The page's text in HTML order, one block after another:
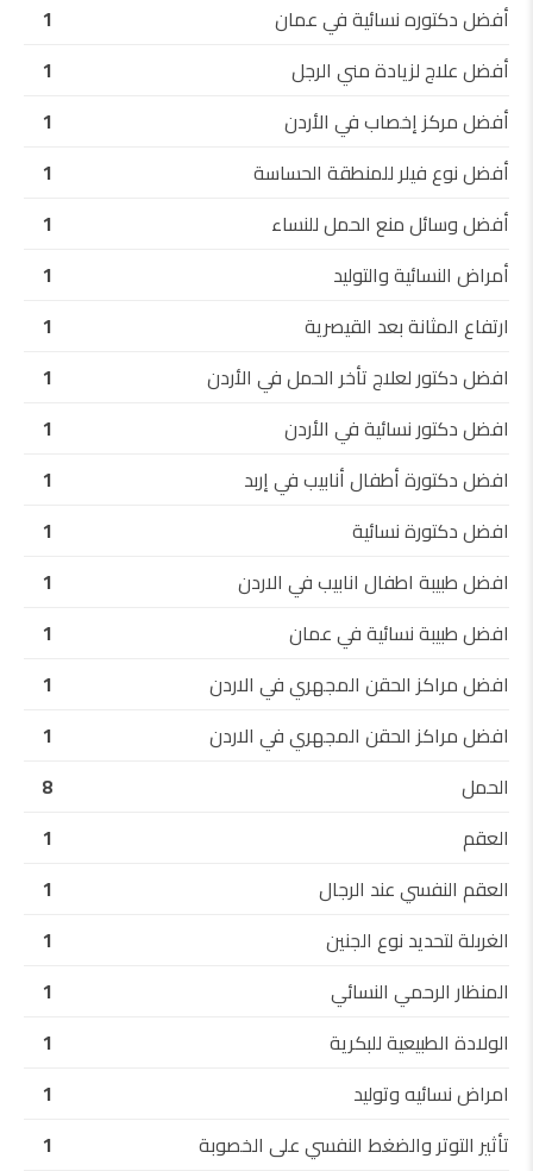
أفضل دكتوره نسائية في عمان
1
أفضل علاج لزيادة مني الرجل
1
أفضل مركز إخصاب في الأردن
1
أفضل نوع فيلر للمنطقة الحساسة
1
أفضل وسائل منع الحمل للنساء
1
أمراض النسائية والتوليد
1
ارتفاع المثانة بعد القيصرية
1
افضل دكتور لعلاج تأخر الحمل في الأردن
1
افضل دكتور نسائية في الأردن
1
افضل دكتورة أطفال أنابيب في إربد
1
افضل دكتورة نسائية
1
افضل طبيبة اطفال انابيب في الاردن
1
افضل طبيبة نسائية في عمان
1
افضل مراكز الحقن المجهري في الاردن
1
افضل مراكز الحقن المجهري في الاردن
1
الحمل
8
العقم
1
العقم النفسي عند الرجال
1
الغربلة لتحديد نوع الجنين
1
المنظار الرحمي النسائي
1
الولادة الطبيعية للبكرية
1
امراض نسائيه وتوليد
1
تأثير التوتر والضغط النفسي على الخصوبة
1